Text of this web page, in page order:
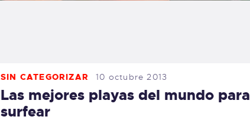
CONTACTO
SIN CATEGORIZAR 10 octubre 2013
Las mejores playas del mundo para
surfear